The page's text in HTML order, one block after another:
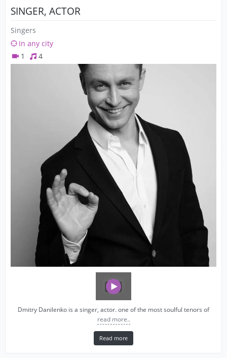
SINGER, ACTOR
Singers
In any city
1
4
Dmitry Danilenko is a singer, actor. one of the most soulful tenors of
read more..
Read more